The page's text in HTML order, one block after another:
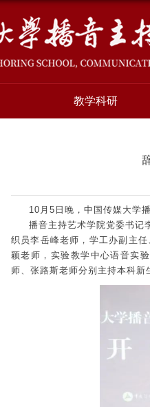
教学科研
10月5日晚，中国传媒大学
播音主持艺术学院党委书记
织员李岳峰老师，学工办副主
颖老师，实验教学中心语音实
师、张路斯老师分别主持本科新